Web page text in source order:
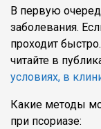
В первую
заболевания.
проходит
читайте в
условиях, в
Какие методы
при псориазе: